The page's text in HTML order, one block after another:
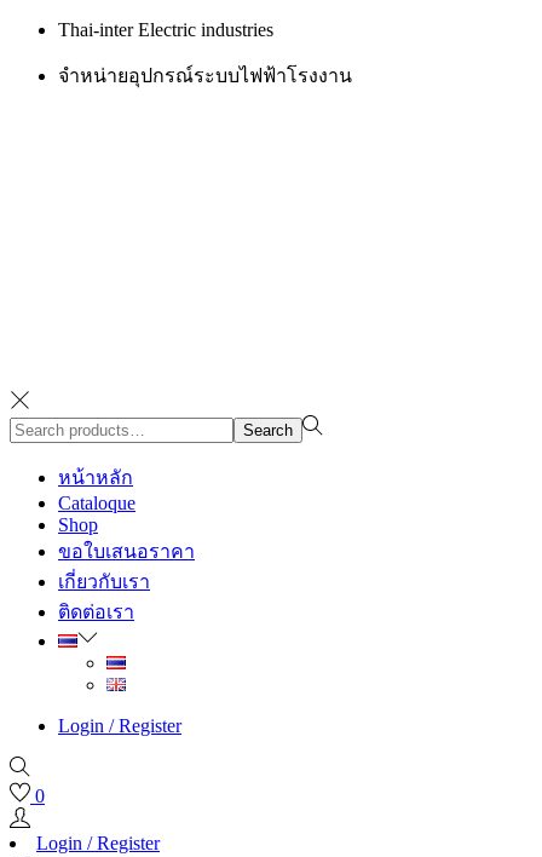
Thai-inter Electric industries
จำหน่ายอุปกรณ์ระบบไฟฟ้าโรงงาน
Search
for:>
Search
หน้าหลัก
Cataloque
Shop
ขอใบเสนอราคา
เกี่ยวกับเรา
ติดต่อเรา
Login / Register
0
Login / Register